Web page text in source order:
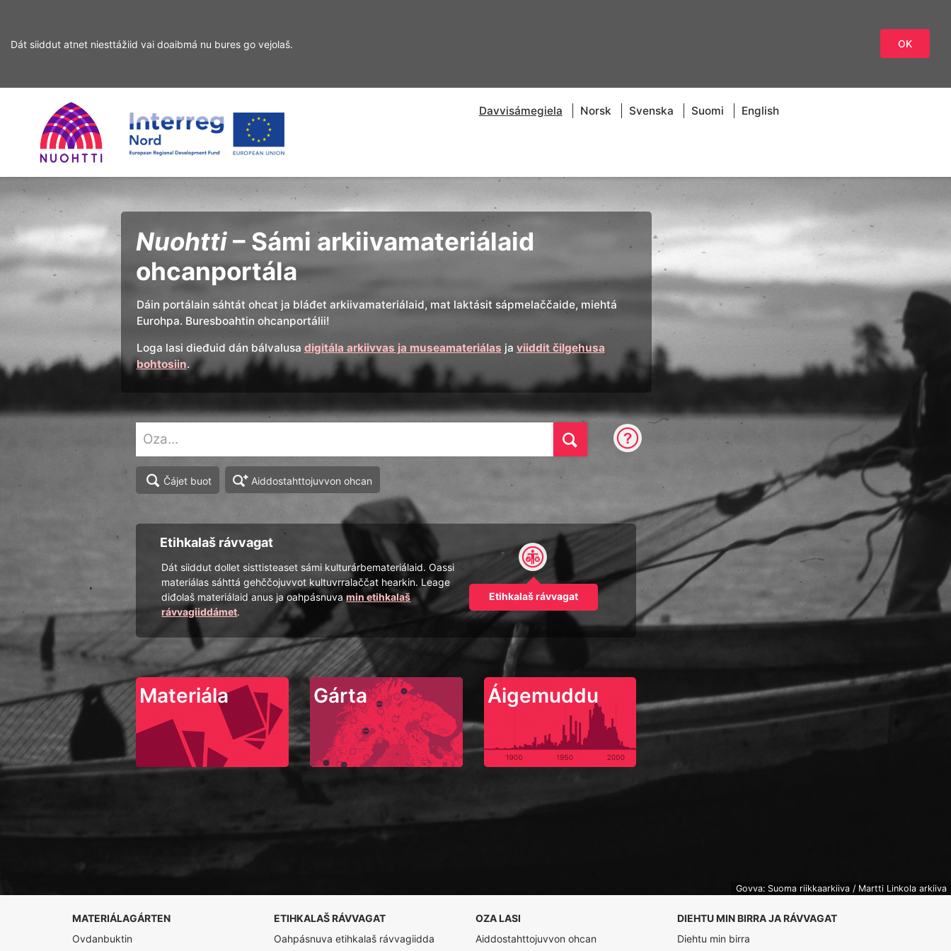
Dát siiddut atnet niesttážiid vai doaibmá nu bures go vejolaš. OK
ohcamii
sisdollui
Home Interreg
Nord
Davvisámegiela Norsk Svenska Suomi English
Ohcan
Nuohtti– Sámi arkiivamateriálaid
ohcanportála
Dáin portálain sáhtát ohcat ja bláđet arkiivamateriálaid, mat laktásit sápmelaččaide, miehtá
Eurohpa. Buresboahtin ohcanportálii!
Loga lasi dieđuid dán bálvalusa digitála arkiivvas ja museamateriálas ja viiddit čilgehusa
bohtosiin.
Čájet buot Aiddostahttojuvvon ohcan
Etihkalaš rávvagat
Dát siiddut dollet sisttisteaset sámi kulturárbemateriálaid. Oassi
materiálas sáhttá gehččojuvvot kultuvrralaččat hearkin. Leage
diđolaš materiálaid anus ja oahpásnuvamin etihkalaš
rávvagiiddámet.
Etihkalaš rávvagat
Materiála Gárta Áigemuddu
Govva: Suoma riikkaarkiiva / Martti Linkola arkiiva
MATERIÁLAGÁRTEN
Ovdanbuktin
ETIHKALAŠ RÁVVAGAT
Oahpásnuva etihkalaš rávvagiidda
OZA LASI
Aiddostahttojuvvon ohcan
DIEHTU MIN BIRRA JA RÁVVAGAT
Diehtu min birra